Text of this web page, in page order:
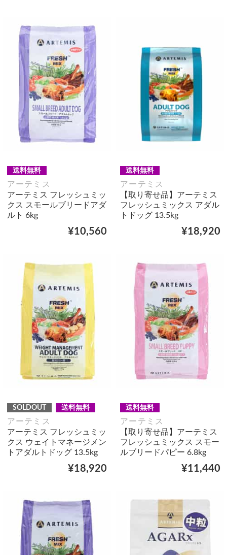
送料無料
アーテミス
アーテミス フレッシュミッ
クス スモールブリードアダ
ルト 6kg
¥10,560
送料無料
アーテミス
【取り寄せ品】アーテミス
フレッシュミックス アダル
トドッグ 13.5kg
¥18,920
SOLDOUT 送料無料
アーテミス
アーテミス フレッシュミッ
クス ウェイトマネージメン
トアダルトドッグ 13.5kg
¥18,920
送料無料
アーテミス
【取り寄せ品】アーテミス
フレッシュミックス スモー
ルブリードパピー 6.8kg
¥11,440